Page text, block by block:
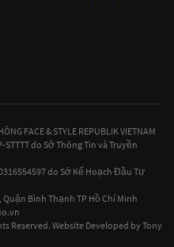
FACE & STYLE REPUBLIK VIETNAM
do Sở Thông Tin và Truyền
do Sở Kế Hoạch Đầu Tư
Bình Thạnh TP Hồ Chí Minh
Reserved. Website Developed byTony